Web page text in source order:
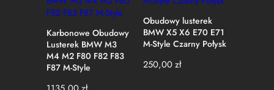
Karbonowe Obudowy
Lusterek BMW M3
M4 M2 F80 F82 F83
F87 M-Style
Obudowy lusterek
BMW X5 X6 E70 E71
M-Style Czarny Połysk
250,00zł